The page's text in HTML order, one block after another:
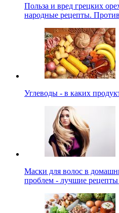
Польза и вред грецких
народные рецепты.
Углеводы - в каких
Маски для волос в
проблем - лучшие